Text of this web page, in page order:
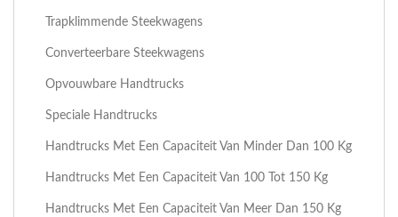
Trapklimmende Steekwagens
Converteerbare Steekwagens
Opvouwbare Handtrucks
Speciale Handtrucks
Handtrucks Met Een Capaciteit Van Minder Dan 100 Kg
Handtrucks Met Een Capaciteit Van 100 Tot 150 Kg
Handtrucks Met Een Capaciteit Van Meer Dan 150 Kg